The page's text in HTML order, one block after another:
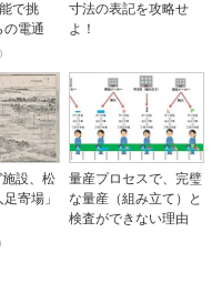
で挑
の電通
寸法の表記を攻略せ
よ！
施設、松
寄場」
量産プロセスで、完璧
な量産（組み立て）と
検査ができない理由